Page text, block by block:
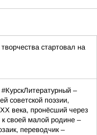
стартовал на
–
советской поэзии,
века, пронёсший через
своей малой родине –
переводчик –